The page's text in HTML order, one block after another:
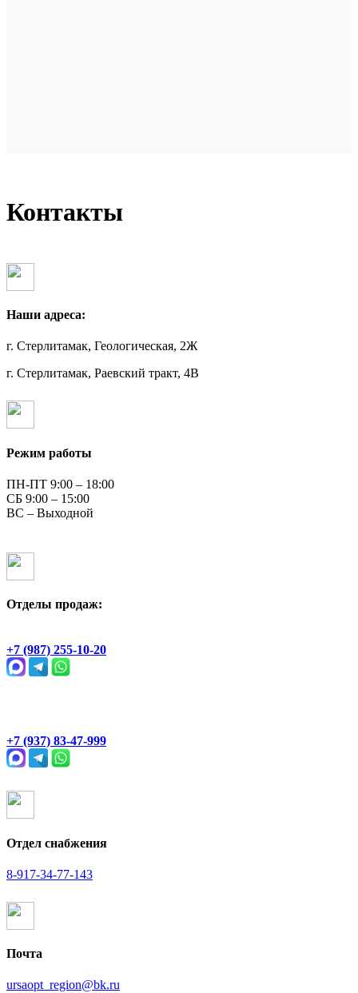
Контакты
Наши адреса:
г. Стерлитамак, Геологическая, 2Ж
г. Стерлитамак, Раевский тракт, 4В
Режим работы
ПН-ПТ 9:00 – 18:00
СБ 9:00 – 15:00
ВС – Выходной
Отделы продаж:
+7 (987) 255-10-20
+7 (937) 83-47-999
Отдел снабжения
8-917-34-77-143
Почта
ursaopt_region@bk.ru